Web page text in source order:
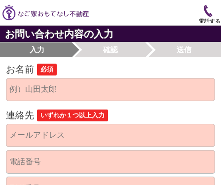
電話する
お問い合わせ内容の入力
入力 確認 送信
お名前 必須
連絡先 いずれか１つ以上入力